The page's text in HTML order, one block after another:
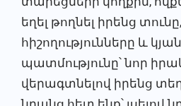
եղել թողնել իրենց տունը,
հիշողությունները և
պատմությունը՝ նոր
վերագտնելով իրենց